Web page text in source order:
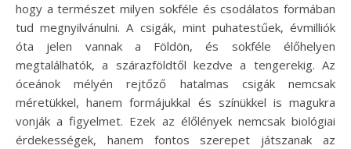
hogy a természet milyen sokféle és csodálatos formában
tud megnyilvánulni. A csigák, mint puhatestűek, évmilliók
óta jelen vannak a Földön, és sokféle élőhelyen
megtalálhatók, a szárazföldtől kezdve a tengerekig. Az
óceánok mélyén rejtőző hatalmas csigák nemcsak
méretükkel, hanem formájukkal és színükkel is magukra
vonják a figyelmet. Ezek az élőlények nemcsak biológiai
érdekességek, hanem fontos szerepet játszanak az